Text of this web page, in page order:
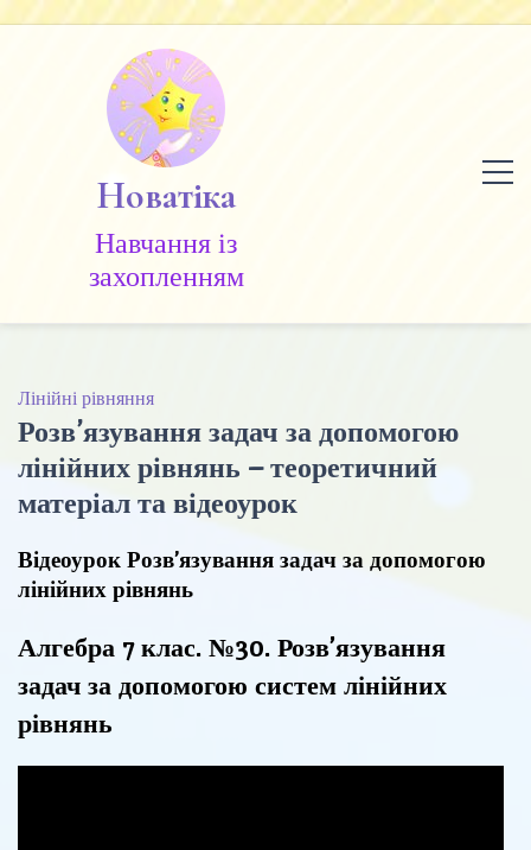
Новатіка
Навчання із
захопленням
Лінійні рівняння
Розв’язування задач за допомогою
лінійних рівнянь – теоретичний
матеріал та відеоурок
Відеоурок Розв’язування задач за допомогою
лінійних рівнянь
Алгебра 7 клас. №30. Розв’язування
задач за допомогою систем лінійних
рівнянь